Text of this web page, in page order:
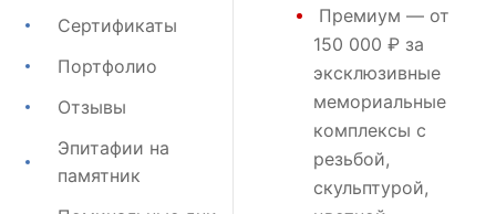
Сертификаты
Портфолио
Отзывы
Эпитафии на
памятник
Премиум — от
150 000 ₽ за
эксклюзивные
мемориальные
комплексы с
резьбой,
скульптурой,